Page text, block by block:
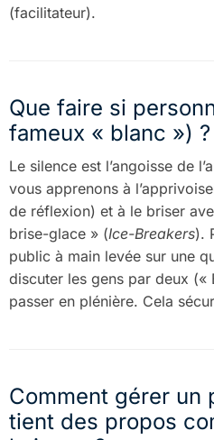
(facilitateur).
Que faire si
fameux « blanc ») ?
Le silence est l’angoisse de
vous apprenons à
de réflexion) et à le briser
brise-glace » (Ice-Breakers).
public à main levée sur une
discuter les gens par deux
passer en plénière. Cela
Comment gérer un
tient des propos